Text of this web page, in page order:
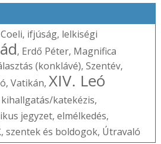
, ifjúság, lelkiségi
, Erdő Péter, Magnifica
(konklávé), Szentév,
, Vatikán, XIV. Leó
katekézis,
jegyzet, elmélkedés,
, szentek és boldogok, Útravaló